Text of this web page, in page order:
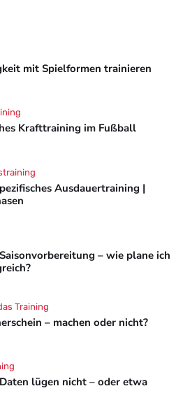
mit Spielformen trainieren
Krafttraining im Fußball
Ausdauertraining |
– wie plane ich
– machen oder nicht?
Training
lügen nicht – oder etwa